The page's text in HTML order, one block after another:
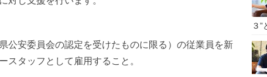
公安委員会の認定を受けたものに限る）の従業員を新
スタッフとして雇用すること。
３